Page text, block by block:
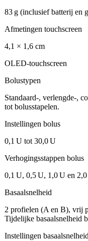
83 g (inclusief batterij en
Afmetingen touchscreen
4,1 × 1,6 cm
OLED-touchscreen
Bolustypen
Standaard-, verlengde-,
tot bolusstapelen.
Instellingen bolus
0,1 U tot 30,0 U
Verhogingsstappen bolus
0,1 U, 0,5 U, 1,0 U en
Basaalsnelheid
2 profielen (A en B), vrij
Tijdelijke basaalsnelheid
Instellingen basaalsnelheid